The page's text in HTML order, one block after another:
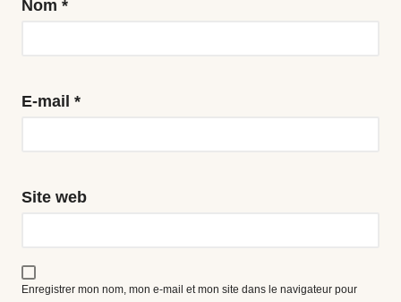
Nom *
E-mail *
Site web
Enregistrer mon nom, mon e-mail et mon site dans le navigateur pour